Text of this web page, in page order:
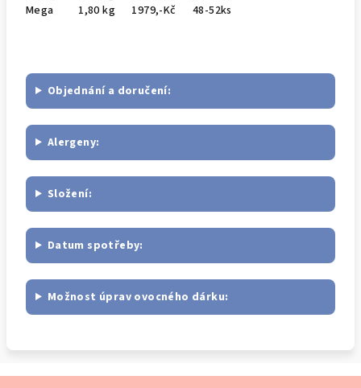
Mega 1,80 kg 1979,-Kč 48-52ks
Objednání a doručení:
Alergeny:
Složení:
Datum spotřeby:
Možnost úprav ovocného dárku: